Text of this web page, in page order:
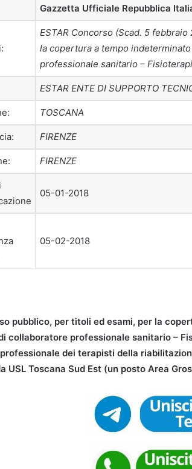
Gazzetta Ufficiale Repubblica
ESTAR Concorso (Scad. 5
la copertura a tempo
professionale sanitario –
ESTAR ENTE DI SUPPORTO
TOSCANA
FIRENZE
FIRENZE
05-01-2018
05-02-2018
pubblico, per titoli ed esami, per la
collaboratore professionale sanitario –
professionale dei terapisti della
USL Toscana Sud Est (un posto Area